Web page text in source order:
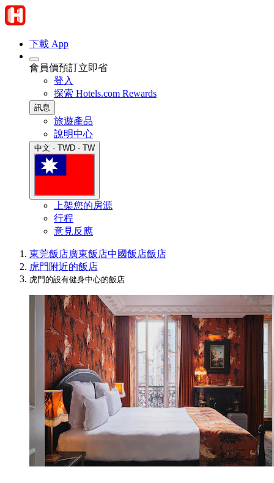
下載 App
會員價預訂立即省
登入
探索 Hotels.com Rewards
訊息
旅遊產品
說明中心
中文 · TWD · TW
上架您的房源
行程
意見反應
東莞飯店廣東飯店中國飯店飯店
虎門附近的飯店
虎門的設有健身中心的飯店